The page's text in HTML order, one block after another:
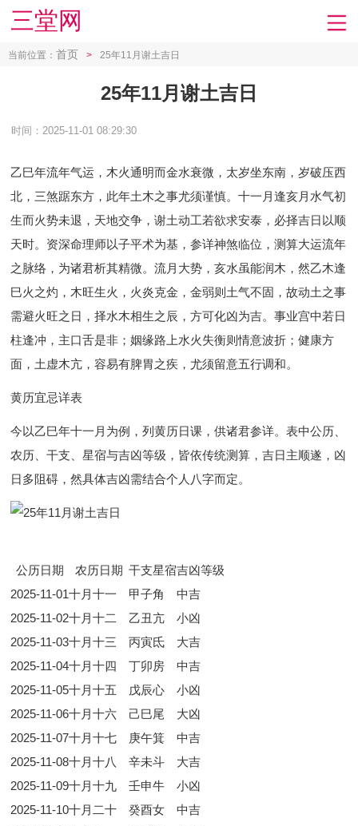
三堂网
当前位置： 首页 > 25年11月谢土吉日
25年11月谢土吉日
时间：2025-11-01 08:29:30
乙巳年流年气运，木火通明而金水衰微，太岁坐东南，岁破压西
北，三煞踞东方，此年土木之事尤须谨慎。十一月逢亥月水气初
生而火势未退，天地交争，谢土动工若欲求安泰，必择吉日以顺
天时。资深命理师以子平术为基，参详神煞临位，测算大运流年
之脉络，为诸君析其精微。流月大势，亥水虽能润木，然乙木逢
巳火之灼，木旺生火，火炎克金，金弱则土气不固，故动土之事
需避火旺之日，择水木相生之辰，方可化凶为吉。事业宫中若日
柱逢冲，主口舌是非；姻缘路上水火失衡则情意波折；健康方
面，土虚木亢，容易有脾胃之疾，尤须留意五行调和。
黄历宜忌详表
今以乙巳年十一月为例，列黄历日课，供诸君参详。表中公历、
农历、干支、星宿与吉凶等级，皆依传统测算，吉日主顺遂，凶
日多阻碍，然具体吉凶需结合个人八字而定。
公历日期 农历日期 干支星宿吉凶等级
2025-11-01十月十一 甲子角
中吉
2025-11-02十月十二 乙丑亢
小凶
2025-11-03十月十三 丙寅氐
大吉
2025-11-04十月十四 丁卯房
中吉
2025-11-05十月十五 戊辰心
小凶
2025-11-06十月十六 己巳尾
大凶
2025-11-07十月十七 庚午箕
中吉
2025-11-08十月十八 辛未斗
大吉
2025-11-09十月十九 壬申牛
小凶
2025-11-10十月二十 癸酉女
中吉